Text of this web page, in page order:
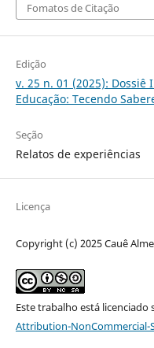
Fomatos de Citação
Edição
v. 25 n. 01 (2025):
Educação: Tecendo
Seção
Relatos de experiências
Licença
Copyright (c) 2025 Cauê
Este trabalho está licenciado
Attribution-NonCommercial-